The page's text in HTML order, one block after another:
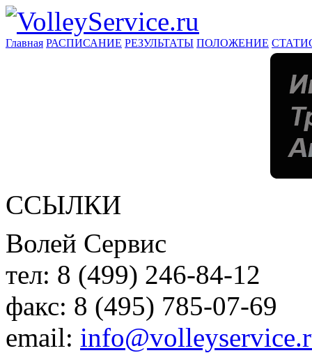
Главная РАСПИСАНИЕ РЕЗУЛЬТАТЫ ПОЛОЖЕНИЕ
ССЫЛКИ
Волей Сервис
тел: 8 (499) 246-84-12
факс: 8 (495) 785-07-69
email: